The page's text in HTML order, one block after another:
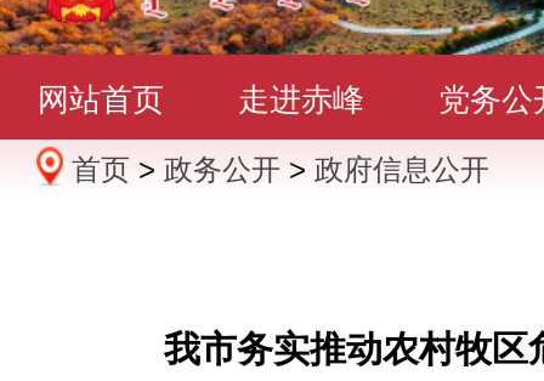
网站首页 走进赤峰 党务公
办事服务 政民互动 数据发
首页 > 政务公开 > 政府信息公开
我市务实推动农村牧区